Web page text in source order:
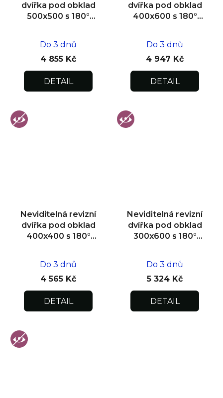
dvířka pod obklad
500x500 s 180°
Do 3 dnů
4 855 Kč
DETAIL
dvířka pod obklad
400x600 s 180°
Do 3 dnů
4 947 Kč
DETAIL
Neviditelná revizní
dvířka pod obklad
400x400 s 180°
Do 3 dnů
4 565 Kč
DETAIL
Neviditelná revizní
dvířka pod obklad
300x600 s 180°
Do 3 dnů
5 324 Kč
DETAIL